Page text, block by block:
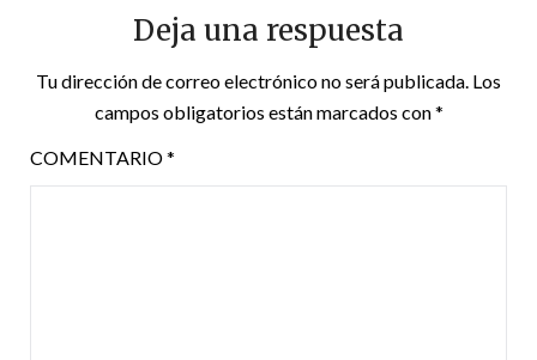
Deja una respuesta
Tu dirección de correo electrónico no será publicada. Los
campos obligatorios están marcados con*
COMENTARIO*